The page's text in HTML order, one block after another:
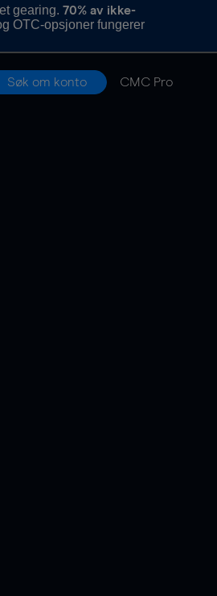
gearing.70% av ikke-
OTC-opsjoner fungerer
Søk om konto CMC Pro